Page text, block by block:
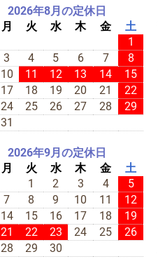
2026年8月の定休日
月 火 水 木 金
土
1
3 4 5 6 7
8
10 11 12 13 14
15
17 18 19 20 21
22
24 25 26 27 28
29
31
2026年9月の定休日
月 火 水 木 金
土
1
2 3 4
5
7 8 9 10 11
12
14 15 16 17 18
19
21 22 23 24 25
26
28 29 30